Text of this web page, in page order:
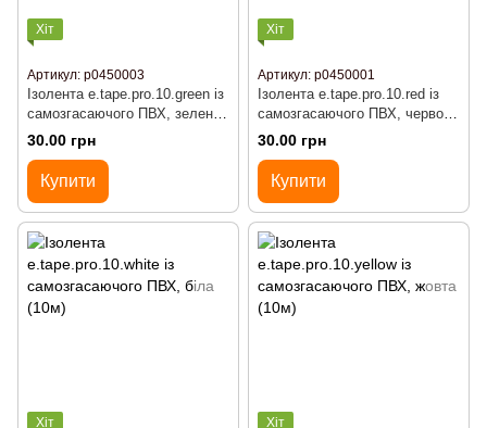
Хіт
Артикул: р0450003
Ізолента e.tape.pro.10.green із
самозгасаючого ПВХ, зелена
(10м)
30.00 грн
Купити
Хіт
Артикул: р0450001
Ізолента e.tape.pro.10.red із
самозгасаючого ПВХ, червона
(10м)
30.00 грн
Купити
Хіт Хіт